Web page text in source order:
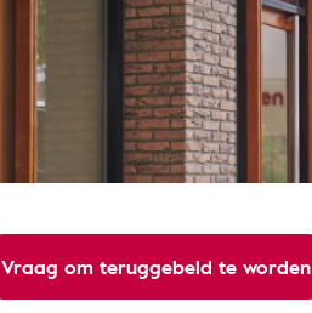
Vraag om teruggebeld te worden